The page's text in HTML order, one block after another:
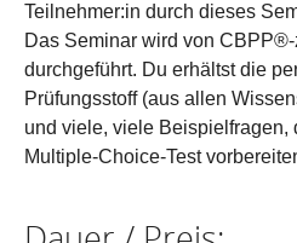
Teilnehmer:in durch dieses
Das Seminar wird von
durchgeführt. Du erhältst die
Prüfungsstoff (aus allen
und viele, viele Beispielfragen,
Multiple-Choice-Test